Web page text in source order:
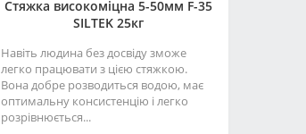
Стяжка високоміцна 5-50мм F-35
SILTEK 25кг
Навіть людина без досвіду зможе
легко працювати з цією стяжкою.
Вона добре розводиться водою, має
оптимальну консистенцію і легко
розрівнюється...